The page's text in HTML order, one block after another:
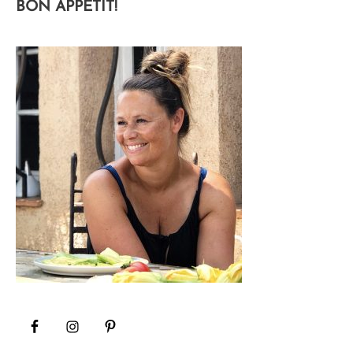
BON APPÉTIT!